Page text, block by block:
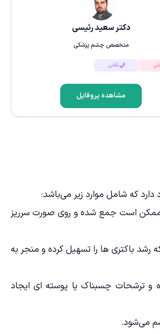
دکتر سعید رئیسی
متخصص چشم پزشکی
تلفنی
مشاهده پروفایل
که شامل موارد زیر می‌باشد:
است جمع شده و روی صورت سرریز
باکتری ها را تسهیل کرده و منجر به
و ترشحات چسبناک یا پوسته ای ایجاد
می‌شود.